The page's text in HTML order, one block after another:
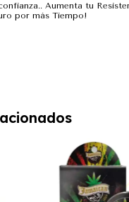
Aumenta tu
por más Tiempo!